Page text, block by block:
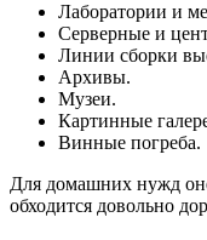
Лаборатории и
Серверные и
Линии сборки
Архивы.
Музеи.
Картинные
Винные погреба.
Для домашних нужд
обходится довольно